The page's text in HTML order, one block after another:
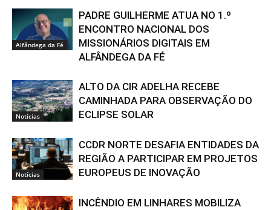
Alfândega da Fé
PADRE GUILHERME ATUA NO 1.º
ENCONTRO NACIONAL DOS
MISSIONÁRIOS DIGITAIS EM
ALFÂNDEGA DA FÉ
Notícias
ALTO DA CIR ADELHA RECEBE
CAMINHADA PARA OBSERVAÇÃO DO
ECLIPSE SOLAR
Notícias
CCDR NORTE DESAFIA ENTIDADES DA
REGIÃO A PARTICIPAR EM PROJETOS
EUROPEUS DE INOVAÇÃO
INCÊNDIO EM LINHARES MOBILIZA